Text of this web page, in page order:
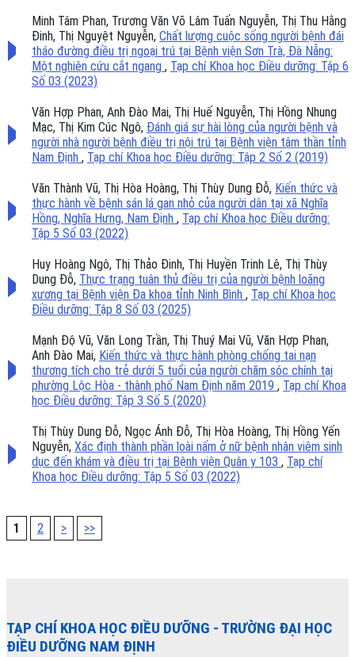
Minh Tâm Phan, Trương Văn Võ Lâm Tuấn Nguyễn, Thị Thu Hằng
Đinh, Thị Nguyệt Nguyễn, Chất lượng cuộc sống người bệnh đái
tháo đường điều trị ngoại trú tại Bệnh viện Sơn Trà, Đà Nẵng:
Một nghiên cứu cắt ngang , Tạp chí Khoa học Điều dưỡng: Tập 6
Số 03 (2023)
Văn Hợp Phan, Anh Đào Mai, Thị Huế Nguyễn, Thị Hồng Nhung
Mạc, Thị Kim Cúc Ngô, Đánh giá sự hài lòng của người bệnh và
người nhà người bệnh điều trị nội trú tại Bệnh viện tâm thần tỉnh
Nam Định , Tạp chí Khoa học Điều dưỡng: Tập 2 Số 2 (2019)
Văn Thành Vũ, Thị Hòa Hoàng, Thị Thùy Dung Đỗ, Kiến thức và
thực hành về bệnh sán lá gan nhỏ của người dân tại xã Nghĩa
Hồng, Nghĩa Hưng, Nam Định , Tạp chí Khoa học Điều dưỡng:
Tập 5 Số 03 (2022)
Huy Hoàng Ngô, Thị Thảo Đinh, Thị Huyền Trinh Lê, Thị Thùy
Dung Đỗ, Thực trạng tuân thủ điều trị của người bệnh loãng
xương tại Bệnh viện Đa khoa tỉnh Ninh Bình , Tạp chí Khoa học
Điều dưỡng: Tập 8 Số 03 (2025)
Mạnh Độ Vũ, Văn Long Trần, Thị Thuý Mai Vũ, Văn Hợp Phan,
Anh Đào Mai, Kiến thức và thực hành phòng chống tai nạn
thương tích cho trẻ dưới 5 tuổi của người chăm sóc chính tại
phường Lộc Hòa - thành phố Nam Định năm 2019 , Tạp chí Khoa
học Điều dưỡng: Tập 3 Số 5 (2020)
Thị Thùy Dung Đỗ, Ngọc Ánh Đỗ, Thị Hòa Hoàng, Thị Hồng Yến
Nguyễn, Xác định thành phần loài nấm ở nữ bệnh nhân viêm sinh
dục đến khám và điều trị tại Bệnh viện Quân y 103 , Tạp chí
Khoa học Điều dưỡng: Tập 5 Số 03 (2022)
1 2 > >>
TẠP CHÍ KHOA HỌC ĐIỀU DƯỠNG - TRƯỜNG ĐẠI HỌC
ĐIỀU DƯỠNG NAM ĐỊNH